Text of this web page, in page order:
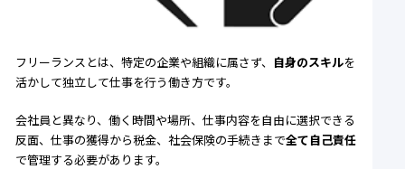
フリーランスとは、特定の企業や組織に属さず、 自身のスキルを
活かして独立して仕事を行う働き方です。
会社員と異なり、働く時間や場所、仕事内容を自由に選択できる
反面、仕事の獲得から税金、社会保険の手続きまで全て自己責任
で管理する必要があります。